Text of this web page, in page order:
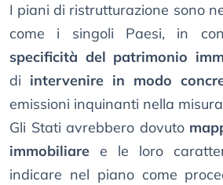
I piani di ristrutturazione sono
come i singoli Paesi, in
specificità del patrimonio
di intervenire in modo
emissioni inquinanti nella
Gli Stati avrebbero dovuto
immobiliare e le loro
indicare nel piano come